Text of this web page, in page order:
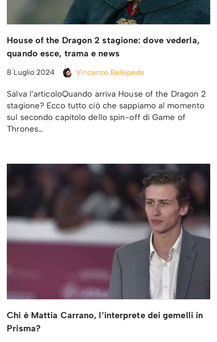
House of the Dragon 2 stagione: dove vederla,
quando esce, trama e news
8 Luglio 2024 Vincenzo Bellopede
Salva l’articoloQuando arriva House of the Dragon 2
stagione? Ecco tutto ciò che sappiamo al momento
sul secondo capitolo dello spin-off di Game of
Thrones…
Chi è Mattia Carrano, l’interprete dei gemelli in
Prisma?